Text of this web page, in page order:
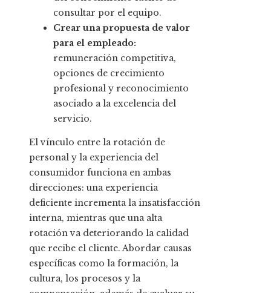
consultar por el equipo.
Crear una propuesta de valor
para el empleado:
remuneración competitiva,
opciones de crecimiento
profesional y reconocimiento
asociado a la excelencia del
servicio.
El vínculo entre la rotación de
personal y la experiencia del
consumidor funciona en ambas
direcciones: una experiencia
deficiente incrementa la insatisfacción
interna, mientras que una alta
rotación va deteriorando la calidad
que recibe el cliente. Abordar causas
específicas como la formación, la
cultura, los procesos y la